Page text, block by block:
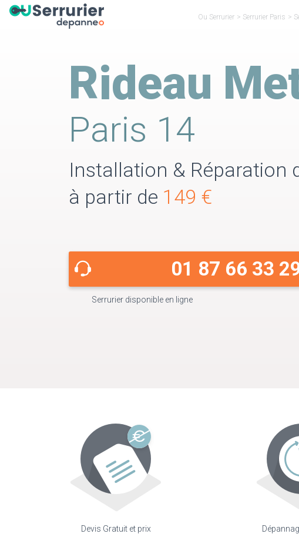
Ou Serrurier > Serrurier Paris >
Rideau
Paris 14
Installation & Réparation
à partir de 149 €
01 87 66 33
Serrurier disponible en ligne
Devis Gratuit et prix